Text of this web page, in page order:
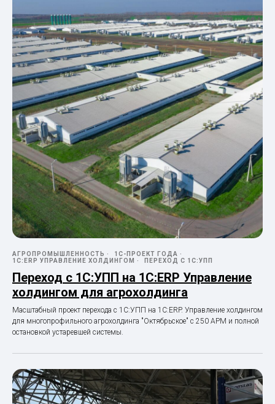
АГРОПРОМЫШЛЕННОСТЬ
1С-ПРОЕКТ ГОДА
1С:ERP УПРАВЛЕНИЕ ХОЛДИНГОМ
ПЕРЕХОД С 1С:УПП
Переход с 1С:УПП на 1С:ERP Управление
холдингом для агрохолдинга
Масштабный проект перехода с 1С:УПП на 1С:ERP. Управление холдингом
для многопрофильного агрохолдинга "Октябрьское" с 250 АРМ и полной
остановкой устаревшей системы.